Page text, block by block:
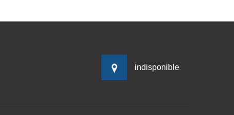
indisponible